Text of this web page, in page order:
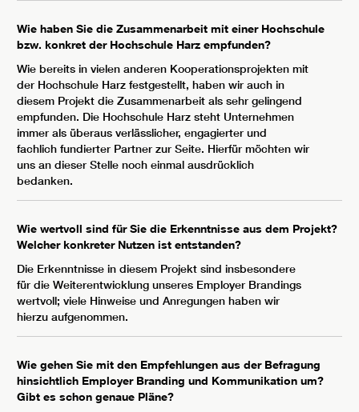
Wie haben Sie die Zusammenarbeit mit einer Hochschule
bzw. konkret der Hochschule Harz empfunden?
Wie bereits in vielen anderen Kooperationsprojekten mit
der Hochschule Harz festgestellt, haben wir auch in
diesem Projekt die Zusammenarbeit als sehr gelingend
empfunden. Die Hochschule Harz steht Unternehmen
immer als überaus verlässlicher, engagierter und
fachlich fundierter Partner zur Seite. Hierfür möchten wir
uns an dieser Stelle noch einmal ausdrücklich
bedanken.
Wie wertvoll sind für Sie die Erkenntnisse aus dem Projekt?
Welcher konkreter Nutzen ist entstanden?
Die Erkenntnisse in diesem Projekt sind insbesondere
für die Weiterentwicklung unseres Employer Brandings
wertvoll; viele Hinweise und Anregungen haben wir
hierzu aufgenommen.
Wie gehen Sie mit den Empfehlungen aus der Befragung
hinsichtlich Employer Branding und Kommunikation um?
Gibt es schon genaue Pläne?